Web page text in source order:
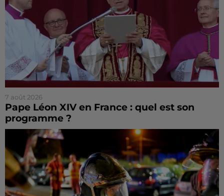
7 août 2026
Pape Léon XIV en France : quel est son
programme ?